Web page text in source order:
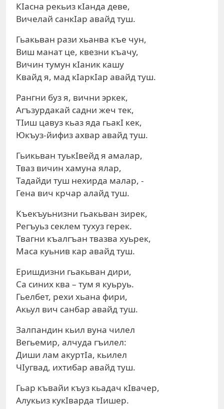
КIасна рекьиз кIанда деве,
Вичелай санкIар авайд туш.
Гьакьван рази хьанва къе чун,
Виш манат це, квезни къачу,
Вичин тумун кIаник кашу
Квайд я, мад кIаркIар авайд туш.
Рангни буз я, вични эркек,
Агъзурдакай садни жеч тек,
ТIиш цавуз кьаз яда гьакI кек,
Юкъуз-йифиз ахвар авайд туш.
Гьикьван туькIвейд я амалар,
Тваз вичин хамуна ялар,
Тадайди туш нехирда малар, -
Гена вич крчар алайд туш.
Къекъуьнизни гьакьван зирек,
Регъуьз секлем тухуз герек.
Твагни къалгъан твазва хуьрек,
Маса куьнив кар авайд туш.
Еришдизни гьакьван дири,
Са синих ква – тум я куьруь.
Гьелбет, рехи хьана фири,
Акьул вич санбар авайд туш.
Залпандин кьил вуна чилел
Вегьемир, алчуда гъилел:
Диши лам акуртIа, кьилел
ЧIугвад, ихтибар авайд туш.
Гьар къвайи къуз кьадач кIвачер,
Алукьиз кукIварда тIишер.